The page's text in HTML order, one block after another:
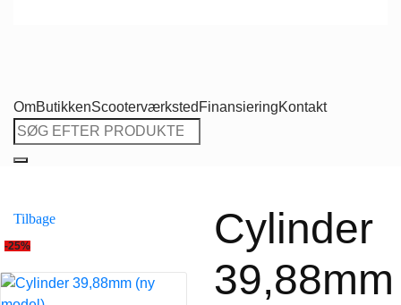
OmButikkenScooterværksted FinansieringKontakt
Søg
efter:
Tilbage
-25%
Cylinder
39,88mm